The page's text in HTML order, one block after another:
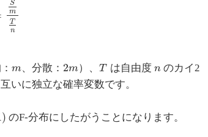
S
m
T
n
m、分散： 2m）、T は自由度 nのカイ2
いに独立な確率変数です。
) のF-分布にしたがうことになります。